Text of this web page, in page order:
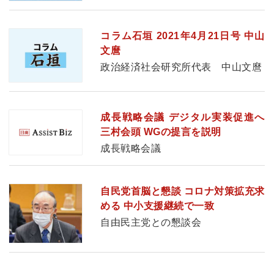
コラム石垣 2021年4月21日号 中山
文麿
政治経済社会研究所代表 中山文麿
成長戦略会議 デジタル実装促進へ
三村会頭 WGの提言を説明
成長戦略会議
自民党首脳と懇談 コロナ対策拡充求
める 中小支援継続で一致
自由民主党との懇談会